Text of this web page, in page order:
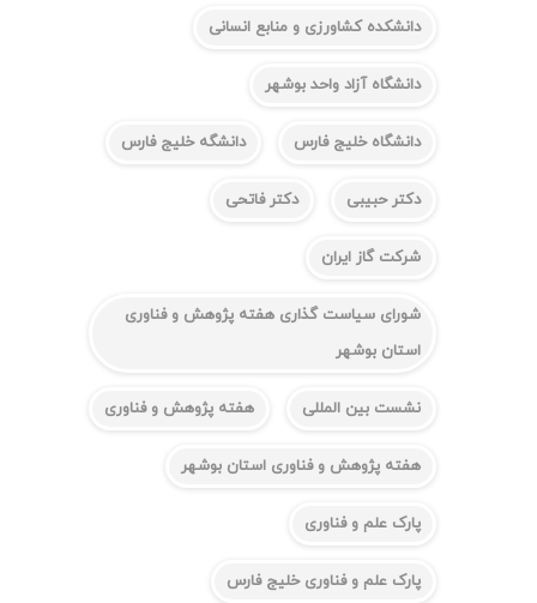
دانشکده کشاورزی و منابع انسانی
دانشگاه آزاد واحد بوشهر
دانشگاه خلیج فارس دانشگه خلیج فارس
دکتر حبیبی دکتر فاتحی
شرکت گاز ایران
شورای سیاست گذاری هفته پژوهش و فناوری
استان بوشهر
نشست بین المللی هفته پژوهش و فناوری
هفته پژوهش و فناوری استان بوشهر
پارک علم و فناوری
پارک علم و فناوری خلیج فارس